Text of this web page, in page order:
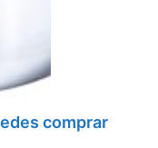
comprar